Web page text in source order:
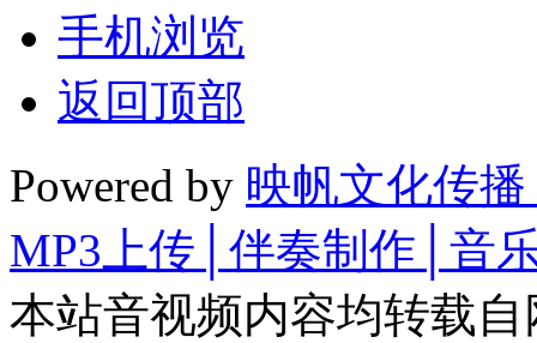
手机浏览
返回顶部
Powered by 映帆文化传
MP3上传│伴奏制作│音
本站音视频内容均转载